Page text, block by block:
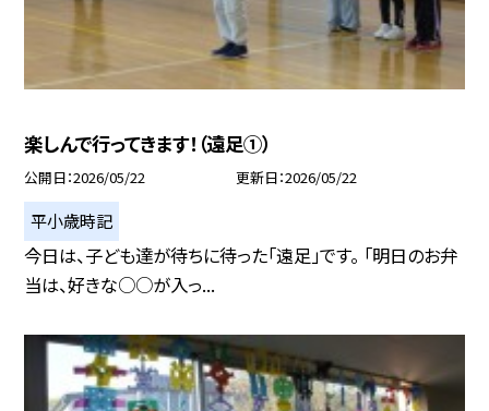
楽しんで行ってきます！（遠足①）
公開日 2026/05/22 更新日 2026/05/22
平小歳時記
今日は、子ども達が待ちに待った「遠足」です。 「明日のお弁
当は、好きな○○が入っ...